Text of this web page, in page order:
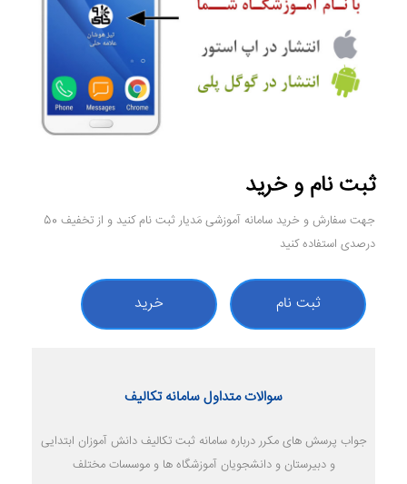
ثبت نام و خرید
جهت سفارش و خرید سامانه آموزشی مَدیار ثبت نام کنید و از تخفیف 50
درصدی استفاده کنید
ثبت نام خرید
سوالات متداول سامانه تکالیف
جواب پرسش های مکرر درباره سامانه ثبت تکالیف دانش آموزان ابتدایی
و دبیرستان و دانشجویان آموزشگاه ها و موسسات مختلف